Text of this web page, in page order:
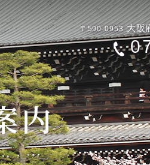
〒590-0953大阪